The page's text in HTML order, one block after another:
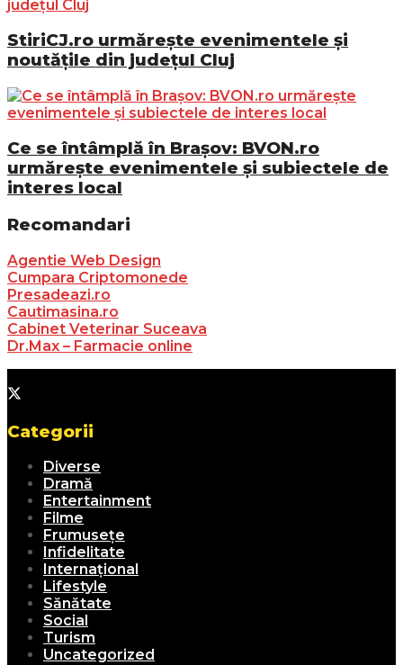
StiriCJ.ro urmărește evenimentele și
noutățile din județul Cluj
Ce se întâmplă în Brașov: BVON.ro
urmărește evenimentele și subiectele de
interes local
Recomandari
Agentie Web Design
Cumpara Criptomonede
Presadeazi.ro
Cautimasina.ro
Cabinet Veterinar Suceava
Dr.Max – Farmacie online
Categorii
Diverse
Dramă
Entertainment
Filme
Frumusețe
Infidelitate
Internațional
Lifestyle
Sănătate
Social
Turism
Uncategorized